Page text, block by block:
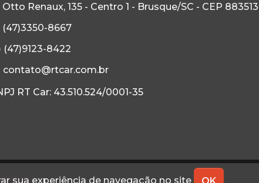
sua experiência de navegação no site
Otto Renaux, 135 - Centro 1 - Brusque/SC - CEP
(47)3350-8667
(47)9123-8422
contato@rtcar.com.br
RT Car: 43.510.524/0001-35